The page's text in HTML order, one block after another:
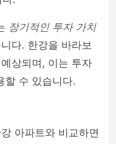
장기적인 투자 가치
다. 한강을 바라보
상되며, 이는 투자
할 수 있습니다.
아파트와 비교하면